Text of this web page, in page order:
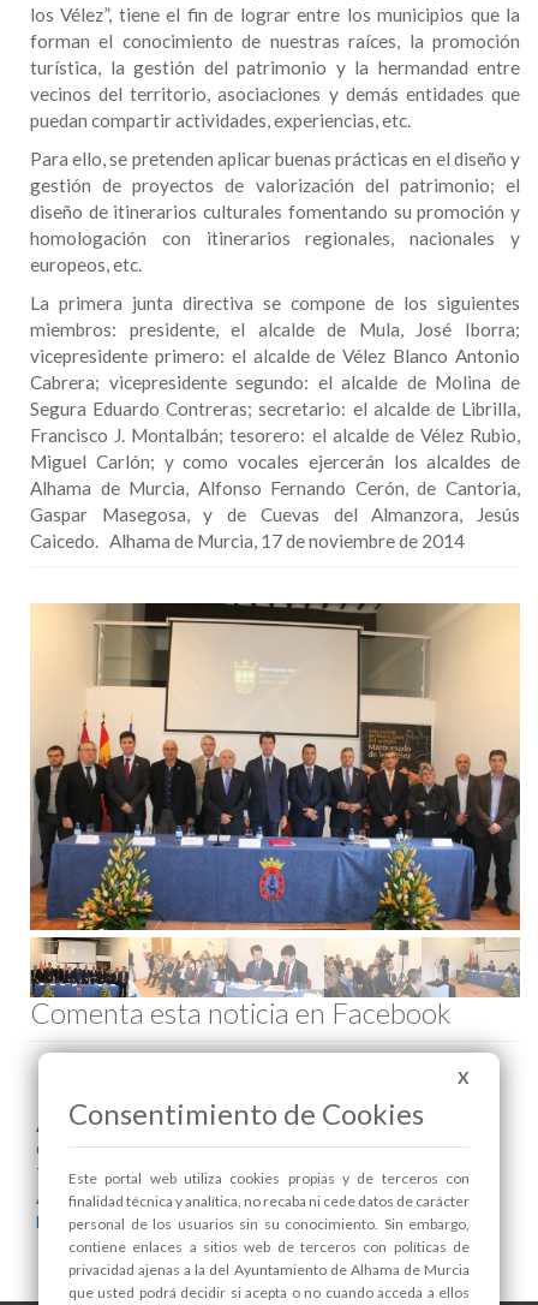
los Vélez”, tiene el fin de lograr entre los municipios que la
forman el conocimiento de nuestras raíces, la promoción
turística, la gestión del patrimonio y la hermandad entre
vecinos del territorio, asociaciones y demás entidades que
puedan compartir actividades, experiencias, etc.
Para ello, se pretenden aplicar buenas prácticas en el diseño y
gestión de proyectos de valorización del patrimonio; el
diseño de itinerarios culturales fomentando su promoción y
homologación con itinerarios regionales, nacionales y
europeos, etc.
La primera junta directiva se compone de los siguientes
miembros: presidente, el alcalde de Mula, José Iborra;
vicepresidente primero: el alcalde de Vélez Blanco Antonio
Cabrera; vicepresidente segundo: el alcalde de Molina de
Segura Eduardo Contreras; secretario: el alcalde de Librilla,
Francisco J. Montalbán; tesorero: el alcalde de Vélez Rubio,
Miguel Carlón; y como vocales ejercerán los alcaldes de
Alhama de Murcia, Alfonso Fernando Cerón, de Cantoria,
Gaspar Masegosa, y de Cuevas del Almanzora, Jesús
Caicedo. Alhama de Murcia, 17 de noviembre de 2014
Comenta esta noticia en Facebook
Areas relacionadas:
Cultura y Patrimonio
Turismo
Alcaldía
Museo
X
Consentimiento de Cookies
Este portal web utiliza cookies propias y de terceros con
finalidad técnica y analítica, no recaba ni cede datos de carácter
personal de los usuarios sin su conocimiento. Sin embargo,
contiene enlaces a sitios web de terceros con políticas de
privacidad ajenas a la del Ayuntamiento de Alhama de Murcia
que usted podrá decidir si acepta o no cuando acceda a ellos